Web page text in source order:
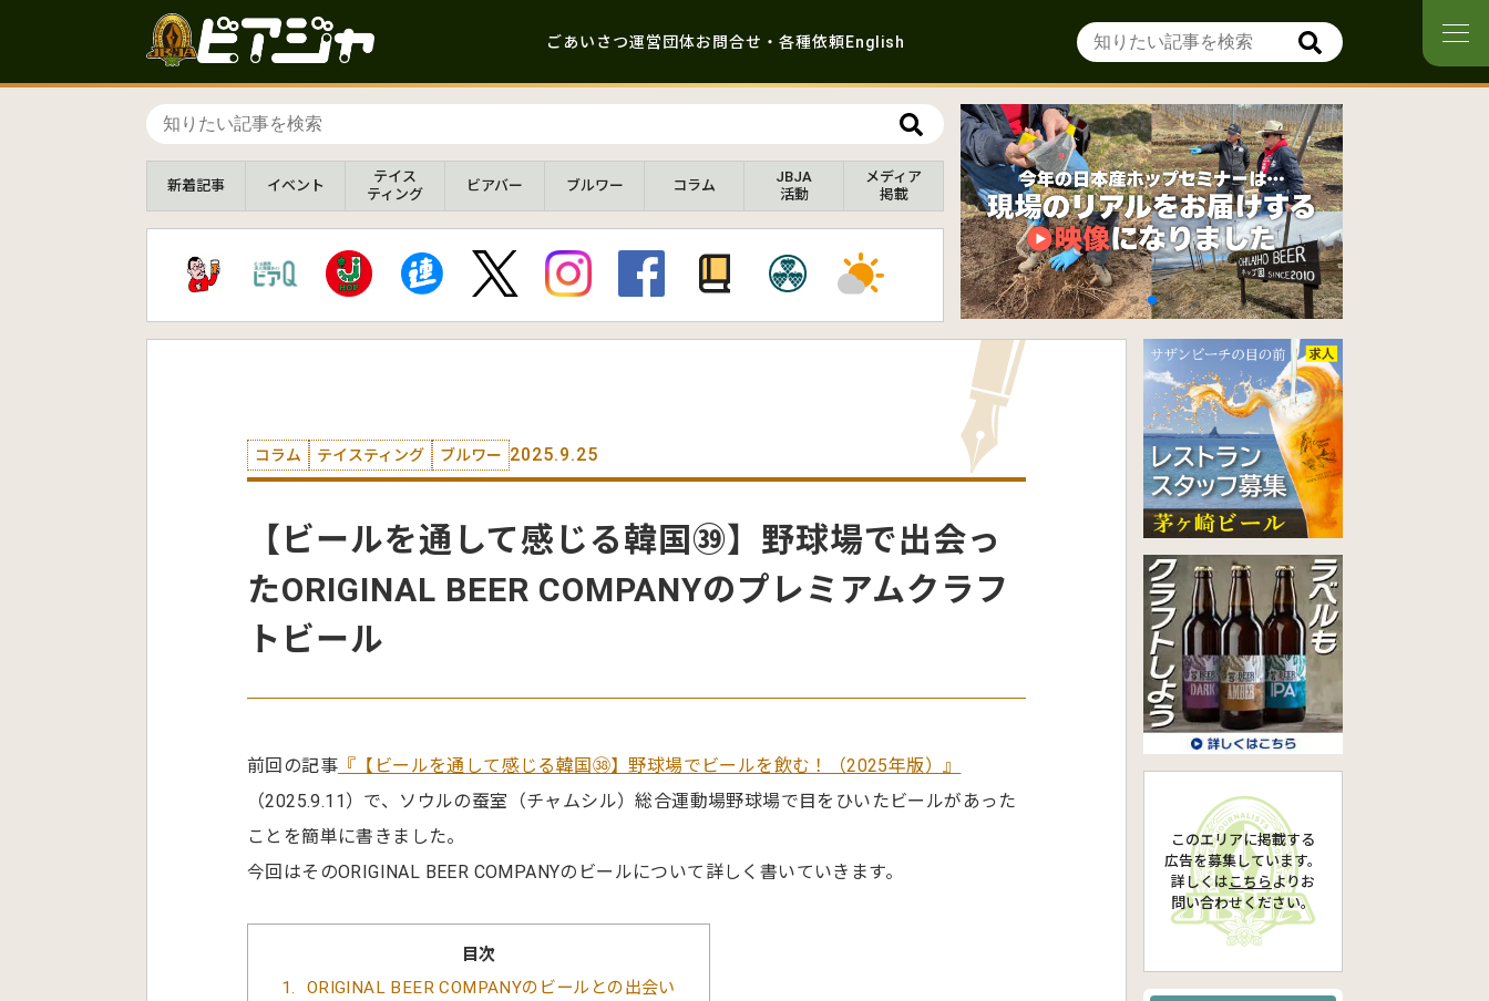
ごあいさつ運営団体お問合せ・各種依頼English
新着記事 イベント
テイス
ティング
ビアバー ブルワー コラム
JBJA
活動
メディア
掲載
コラム テイスティング ブルワー 2025.9.25
【ビールを通して感じる韓国㊴】野球場で出会っ
たORIGINAL BEER COMPANYのプレミアムクラフ
トビール
前回の記事 『【ビールを通して感じる韓国㊳】野球場でビールを飲む！（2025年版）』
（2025.9.11）で、ソウルの蚕室（チャムシル）総合運動場野球場で目をひいたビールがあった
ことを簡単に書きました。
今回はそのORIGINAL BEER COMPANYのビールについて詳しく書いていきます。
目次
1
ORIGINAL BEER COMPANYのビールとの出会い
このエリアに掲載する
広告を募集しています。
詳しくは こちらより お
問い合わせください。